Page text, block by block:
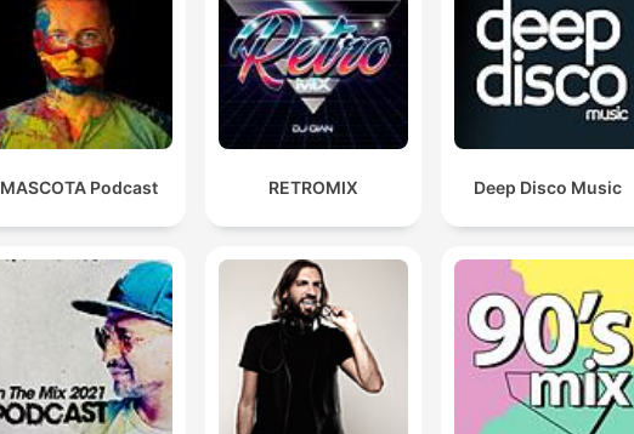
nos pone a punta de pelos.
00:14:42 · Comentario sobre el efecto emocional de la canción
clásica de los 80.
hablando de Spaghetti vamos a dedicar unos minutos,
minutos realmente a lo que han sido las canciones de
verano de los años 80
00:27:15 · Introducción a un bloque dedicado exclusivamente a
temazos veraniegos de la década de los 80.
Incluso has conocido a tu... pareja actual, o quien es
ahora tu marido o tu esposa, con una de estas
canciones en la discoteca, después de las lentas
MASCOTA Podcast RETROMIX Deep Disco Music